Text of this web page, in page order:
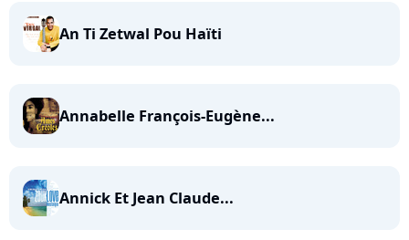
An Ti Zetwal Pou Haïti
Annabelle François-Eugène...
Annick Et Jean Claude...